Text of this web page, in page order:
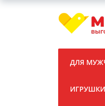
ДЛЯ
ИГРУШКИ